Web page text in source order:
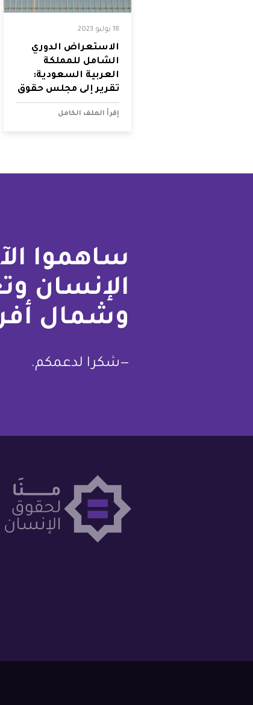
سوريا
تونس
الإمارات
18 يوليو 2023
الاستعراض الدوري
الشامل للمملكة
العربية السعودية:
تقرير إلى مجلس حقوق
الإنسان التابع للأمم
المتحدة
إقرأ الملف الكامل
ساهموا
الإنسان
وشمال
—شكرا لدعمكم.